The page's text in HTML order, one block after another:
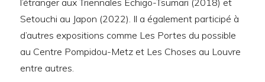
l’étranger aux Triennales Echigo-Tsumari (2018) et
Setouchi au Japon (2022). Il a également participé à
d’autres expositions comme Les Portes du possible
au Centre Pompidou-Metz et Les Choses au Louvre
entre autres.